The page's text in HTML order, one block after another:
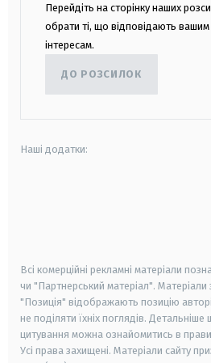
Перейдіть на сторінку наших
обрати ті, що відповідають вашим
інтересам.
ДО РОЗСИЛОК
Наші додатки:
Всі комерційні рекламні матеріали
чи "Партнерський матеріал".
"Позиція" відображають позицію
не поділяти їхніх поглядів.
цитування можна ознайомитись в
Усі права захищені. Матеріали сайту